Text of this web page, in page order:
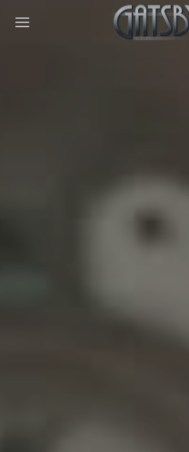
Cookies management panel